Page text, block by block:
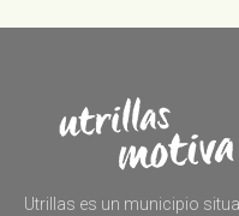
Utrillas es un municipio